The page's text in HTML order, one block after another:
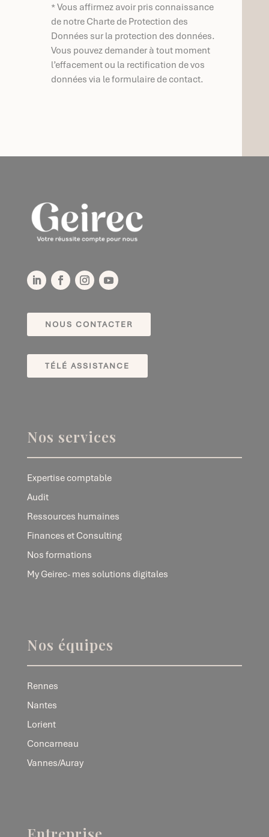
* Vous affirmez avoir pris connaissance
de notre Charte de Protection des
Données sur la protection des données.
Vous pouvez demander à tout moment
l’effacement ou la rectification de vos
données via le formulaire de contact.
NOUS CONTACTER
TÉLÉ ASSISTANCE
Nos services
Expertise comptable
Audit
Ressources humaines
Finances et Consulting
Nos formations
My Geirec- mes solutions digitales
Nos équipes
Rennes
Nantes
Lorient
Concarneau
Vannes/Auray